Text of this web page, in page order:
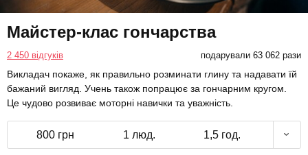
Майстер-клас гончарства
2 450 відгуків подарували 63 062 рази
Викладач покаже, як правильно розминати глину та надавати їй
бажаний вигляд. Учень також попрацює за гончарним кругом.
Це чудово розвиває моторні навички та уважність.
800 грн 1 люд. 1,5 год.